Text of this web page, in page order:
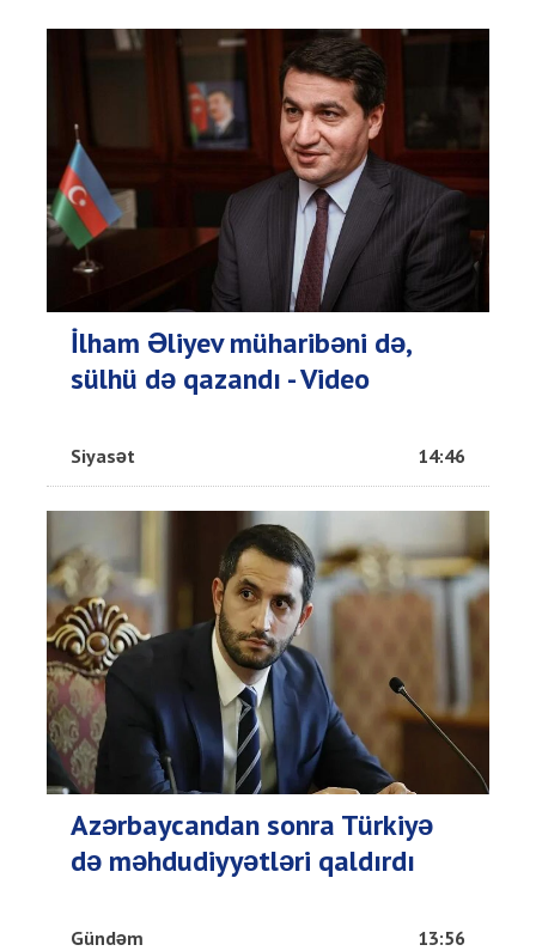
İlham Əliyev müharibəni də,
sülhü də qazandı - Video
Siyasət 14:46
Azərbaycandan sonra Türkiyə
də məhdudiyyətləri qaldırdı
Gündəm 13:56